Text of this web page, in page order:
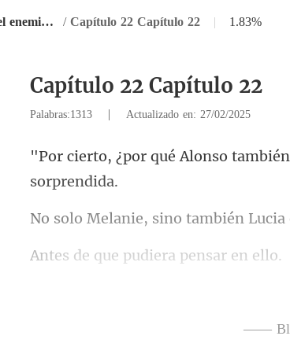
Renacida: me casé con el enemigo de mi ex-marido / Capítulo 22 Capítulo 22 | 1.83%
Capítulo 22 Capítulo 22
Palabras:1313 | Actualizado en: 27/02/2025
ino también Lucia
pudiera pen
——